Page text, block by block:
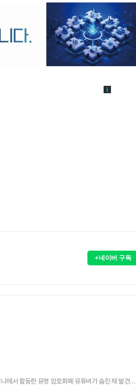
+네이버 구독
에서 활동한 유명 암호화폐 유튜버가 숨진 채 발견됐